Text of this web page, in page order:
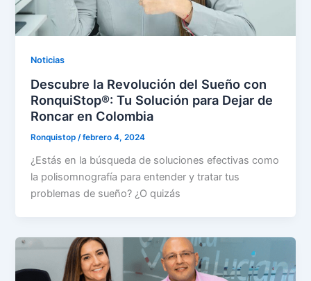
Noticias
Descubre la Revolución del Sueño con
RonquiStop®: Tu Solución para Dejar de
Roncar en Colombia
Ronquistop/febrero 4, 2024
¿Estás en la búsqueda de soluciones efectivas como
la polisomnografía para entender y tratar tus
problemas de sueño? ¿O quizás